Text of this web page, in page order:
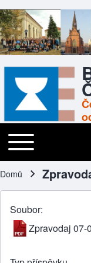
Main navigation
Toggle main menu
Drobečková
Domů
Soubor
Zpravodaj 07-